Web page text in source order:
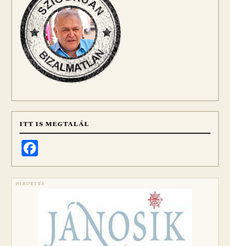
ITT IS MEGTALÁL
HIRDETÉS